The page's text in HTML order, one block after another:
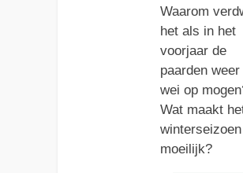
Waarom
het als in het
voorjaar de
paarden weer
wei op
Wat maakt
moeilijk?